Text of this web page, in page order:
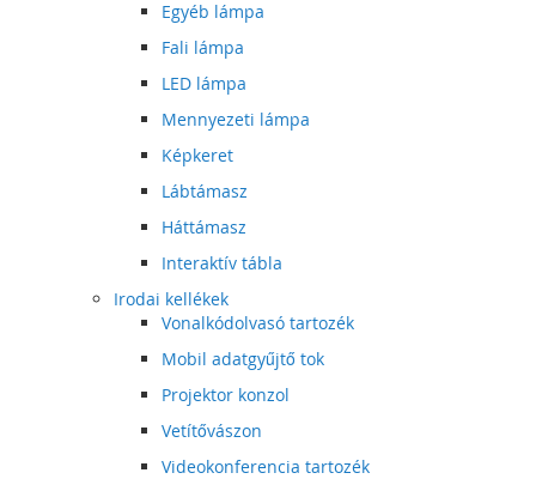
Egyéb lámpa
Fali lámpa
LED lámpa
Mennyezeti lámpa
Képkeret
Lábtámasz
Háttámasz
Interaktív tábla
Irodai kellékek
Vonalkódolvasó tartozék
Mobil adatgyűjtő tok
Projektor konzol
Vetítővászon
Videokonferencia tartozék